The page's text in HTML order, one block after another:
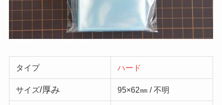
タイプ ハード
サイズ/厚み 95×62㎜ / 不明